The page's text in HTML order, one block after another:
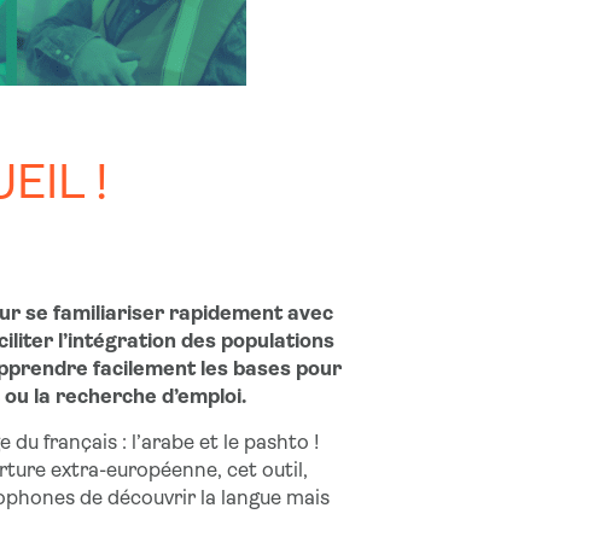
!
se familiariser rapidement avec
l’intégration des populations
facilement les bases pour
la recherche d’emploi.
du français : l’arabe et le pashto !
extra-européenne, cet outil,
de découvrir la langue mais